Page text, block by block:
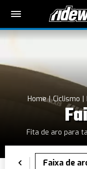
Home Ciclismo
Fita de aro para